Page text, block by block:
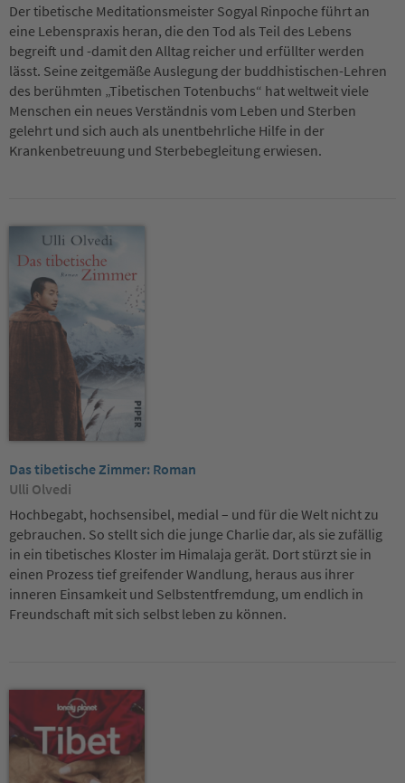
Der tibetische Meditationsmeister Sogyal Rinpoche führt an
eine Lebenspraxis heran, die den Tod als Teil des Lebens
begreift und -damit den Alltag reicher und erfüllter werden
lässt. Seine zeitgemäße Auslegung der buddhistischen-Lehren
des berühmten „Tibetischen Totenbuchs“ hat weltweit viele
Menschen ein neues Verständnis vom Leben und Sterben
gelehrt und sich auch als unentbehrliche Hilfe in der
Krankenbetreuung und Sterbebegleitung erwiesen.
Das tibetische Zimmer: Roman
Ulli Olvedi
Hochbegabt, hochsensibel, medial – und für die Welt nicht zu
gebrauchen. So stellt sich die junge Charlie dar, als sie zufällig
in ein tibetisches Kloster im Himalaja gerät. Dort stürzt sie in
einen Prozess tief greifender Wandlung, heraus aus ihrer
inneren Einsamkeit und Selbstentfremdung, um endlich in
Freundschaft mit sich selbst leben zu können.